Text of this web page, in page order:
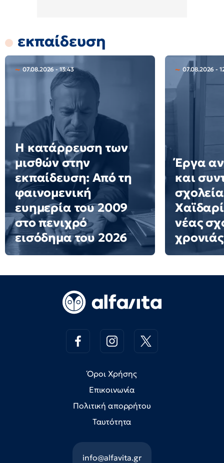
εκπαίδευση
07.08.2026 - 13:43
Η κατάρρευση των
μισθών στην
εκπαίδευση: Από τη
φαινομενική
ευημερία του 2009
στο πενιχρό
εισόδημα του 2026
07.08.2026 -
Έργα
και
νέας
χρονιάς
Όροι Χρήσης
Επικοινωνία
Πολιτική απορρήτου
Ταυτότητα
info@alfavita.gr